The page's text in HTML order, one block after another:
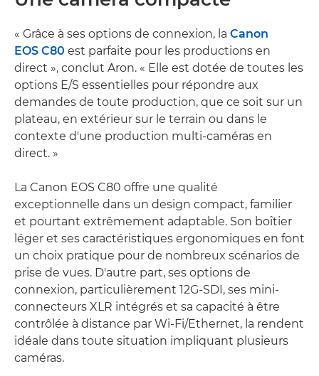
« Grâce à ses options de connexion, la Canon
EOS C80 est parfaite pour les productions en
direct », conclut Aron. « Elle est dotée de toutes les
options E/S essentielles pour répondre aux
demandes de toute production, que ce soit sur un
plateau, en extérieur sur le terrain ou dans le
contexte d'une production multi-caméras en
direct. »
La Canon EOS C80 offre une qualité
exceptionnelle dans un design compact, familier
et pourtant extrêmement adaptable. Son boîtier
léger et ses caractéristiques ergonomiques en font
un choix pratique pour de nombreux scénarios de
prise de vues. D'autre part, ses options de
connexion, particulièrement 12G-SDI, ses mini-
connecteurs XLR intégrés et sa capacité à être
contrôlée à distance par Wi-Fi/Ethernet, la rendent
idéale dans toute situation impliquant plusieurs
caméras.